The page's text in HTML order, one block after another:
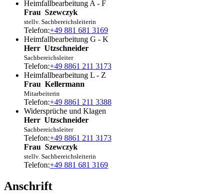
Heimfallbearbeitung A - F
Frau Szewczyk
stellv. Sachbereichsleiterin
Telefon:+49 881 681 3169
Heimfallbearbeitung G - K
Herr Utzschneider
Sachbereichsleiter
Telefon:+49 8861 211 3173
Heimfallbearbeitung L - Z
Frau Kellermann
Mitarbeiterin
Telefon:+49 8861 211 3388
Widersprüche und Klagen
Herr Utzschneider
Sachbereichsleiter
Telefon:+49 8861 211 3173
Frau Szewczyk
stellv. Sachbereichsleiterin
Telefon:+49 881 681 3169
Anschrift